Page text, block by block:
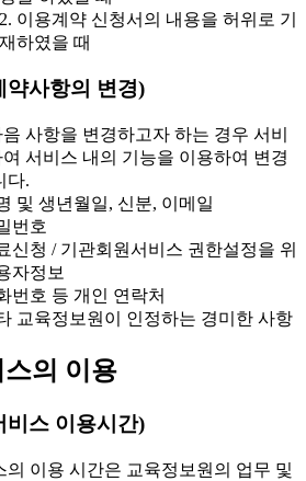
2. 이용계약 신청서의 내용을 허위로 기
재하였을 때
약사항의 변경)
사항을 변경하고자 하는 경우 서비
서비스 내의 기능을 이용하여 변경
다.
및 생년월일, 신분, 이메일
번호
신청 / 기관회원서비스 권한설정을 위
자정보
번호 등 개인 연락처
교육정보원이 인정하는 경미한 사항
의 이용
비스 이용시간)
의 이용 시간은 교육정보원의 업무 및